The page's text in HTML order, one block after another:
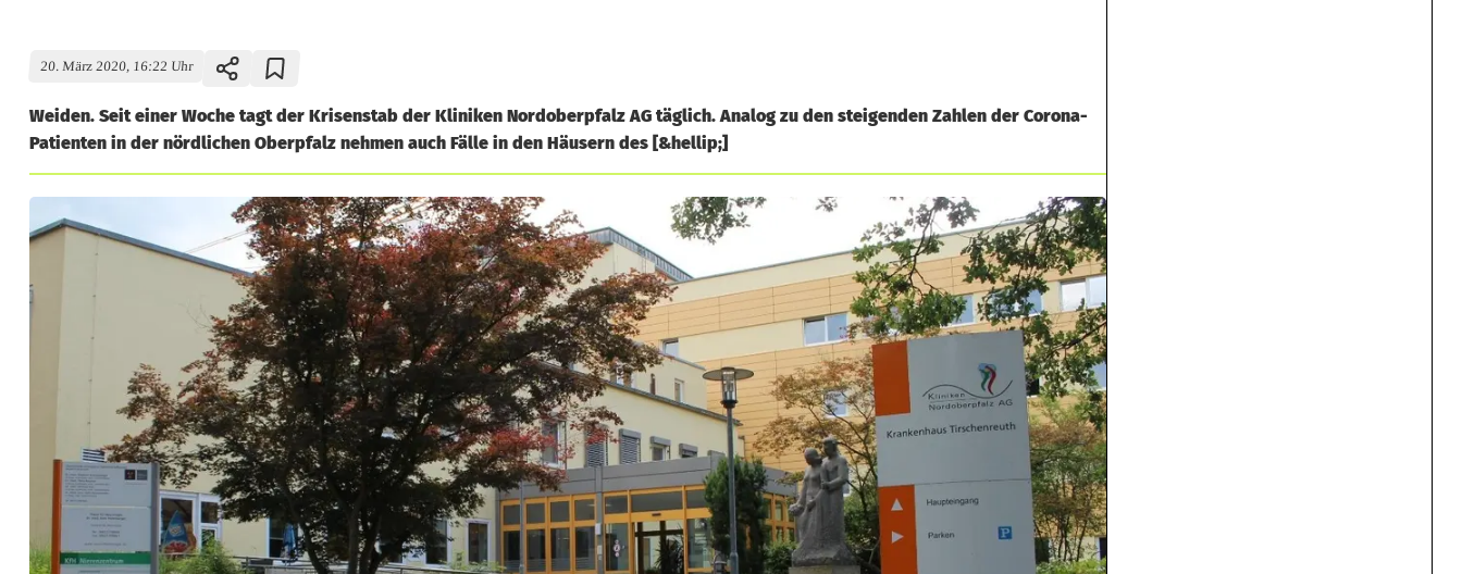
20. März 2020, 16:22 Uhr
Weiden. Seit einer Woche tagt der Krisenstab der Kliniken Nordoberpfalz AG täglich. Analog zu den steigenden Zahlen der Corona-
Patienten in der nördlichen Oberpfalz nehmen auch Fälle in den Häusern des [&hellip;]